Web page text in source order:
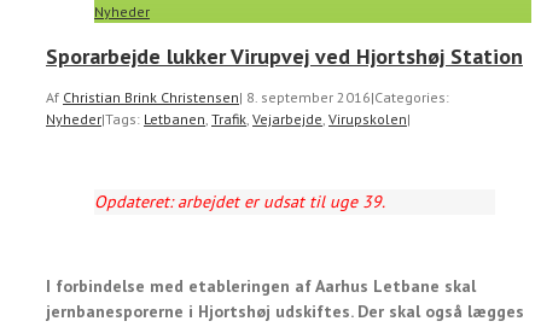
Nyheder
Sporarbejde lukker Virupvej ved Hjortshøj Station
Af Christian Brink Christensen| 8. september 2016|Categories:
Nyheder|Tags: Letbanen, Trafik, Vejarbejde, Virupskolen|
Opdateret: arbejdet er udsat til uge 39.
I forbindelse med etableringen af Aarhus Letbane skal
jernbanesporerne i Hjortshøj udskiftes. Der skal også lægges